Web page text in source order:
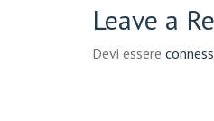
Leave a
Devi essere